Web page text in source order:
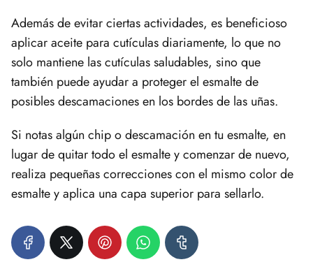
Además de evitar ciertas actividades, es beneficioso
aplicar aceite para cutículas diariamente, lo que no
solo mantiene las cutículas saludables, sino que
también puede ayudar a proteger el esmalte de
posibles descamaciones en los bordes de las uñas.
Si notas algún chip o descamación en tu esmalte, en
lugar de quitar todo el esmalte y comenzar de nuevo,
realiza pequeñas correcciones con el mismo color de
esmalte y aplica una capa superior para sellarlo.